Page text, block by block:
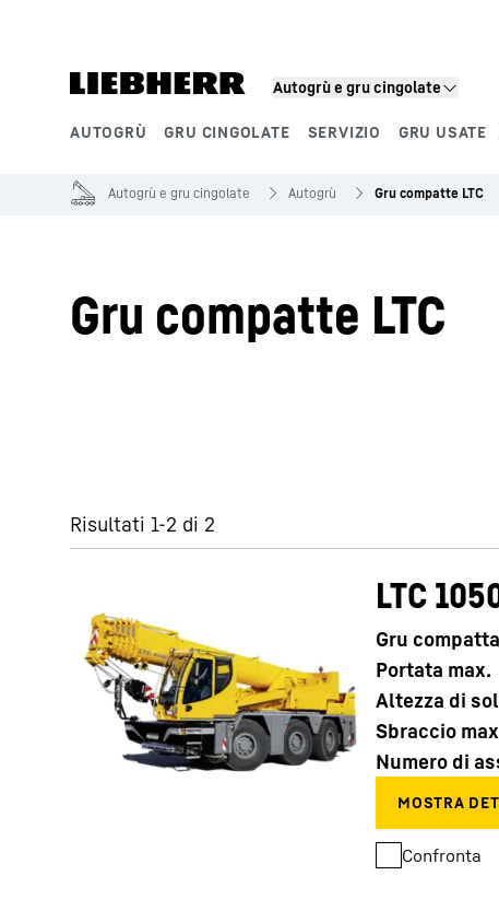
Autogrù e gru cingolate
AUTOGRÙ GRU CINGOLATE SERVIZIO GRU USATE
Maggiori informazioni sulla società
Autogrù e gru cingolate Autogrù Gru compatte LTC
Gru compatte LTC
Risultati 1-2 di 2
LTC
Gru compatta
Portata max.
Altezza di
Sbraccio
Numero di
Confronta